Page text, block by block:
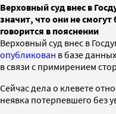
Верховный суд внес в
значит, что они не
говорится в пояснении
Верховный суд внес в
опубликован в базе
в связи с примирением
Сейчас дела о клевете
неявка потерпевшего без